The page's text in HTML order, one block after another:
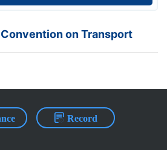
on Transport
Record